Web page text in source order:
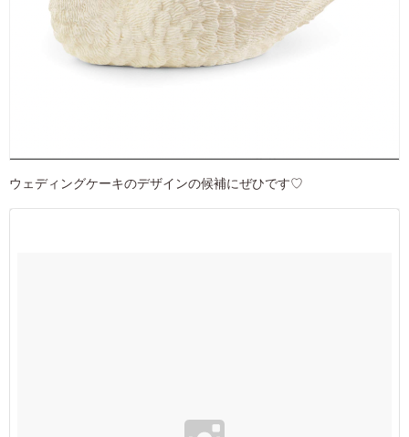
ウェディングケーキのデザインの候補にぜひです♡